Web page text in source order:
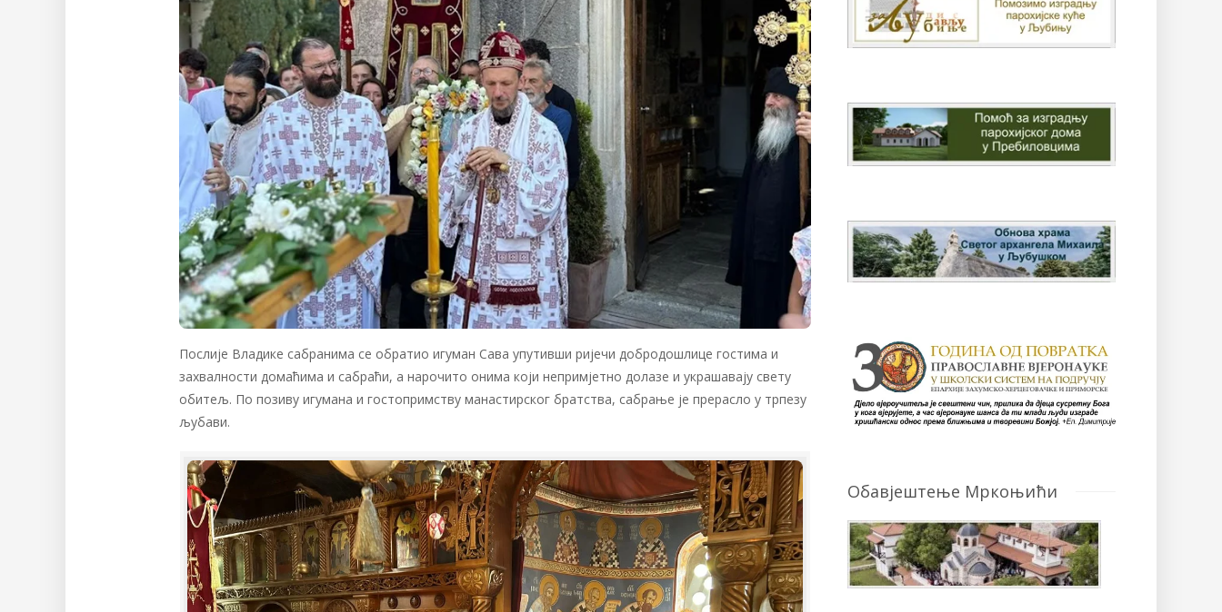
Послије Владике сабранима се обратио игуман Сава упутивши ријечи добродошлице гостима и
захвалности домаћима и сабраћи, а нарочито онима који непримјетно долазе и украшавају свету
обитељ. По позиву игумана и гостопримству манастирског братства, сабрање је прерасло у трпезу
љубави.
Обавјештење Мркоњићи